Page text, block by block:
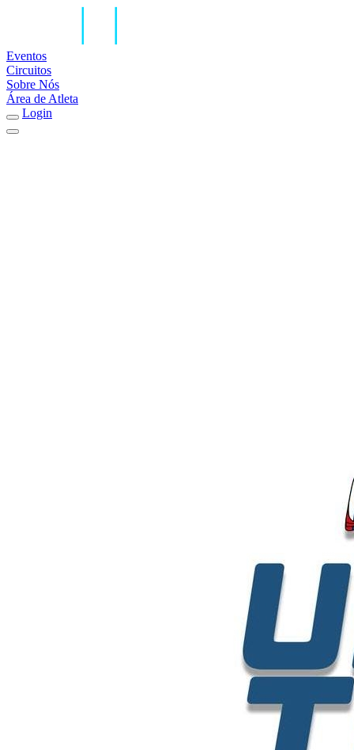
Eventos
Circuitos
Sobre Nós
Área de Atleta
Login